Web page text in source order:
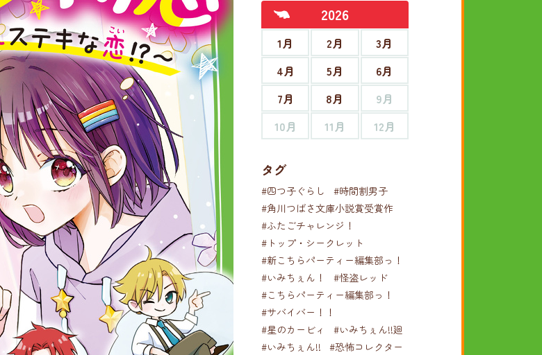
2026
1月 2月
3月
4月
5月
6月
7月
8月
9月
10月
11月 12月
タグ
#四つ子ぐらし
#時間割男子
#角川つばさ文庫小説賞受賞作
#ふたごチャレンジ！
#トップ・シークレット
#新こちらパーティー編集部っ！
#いみちぇん！
#怪盗レッド
#こちらパーティー編集部っ！
#サバイバー！！
#星のカービィ
#いみちぇん!!廻
#いみちぇん!!
#恐怖コレクター